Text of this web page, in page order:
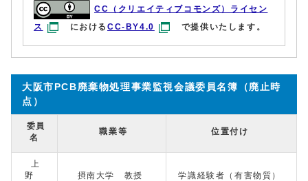
CC（クリエイティブコモンズ）ライセン
ス
におけるCC-BY4.0 で提供いたします。
大阪市PCB廃棄物処理事業監視会議委員名簿（廃止時
点）
委員
名
職業等 位置付け
上
野
摂南大学 教授 学識経験者（有害物質）